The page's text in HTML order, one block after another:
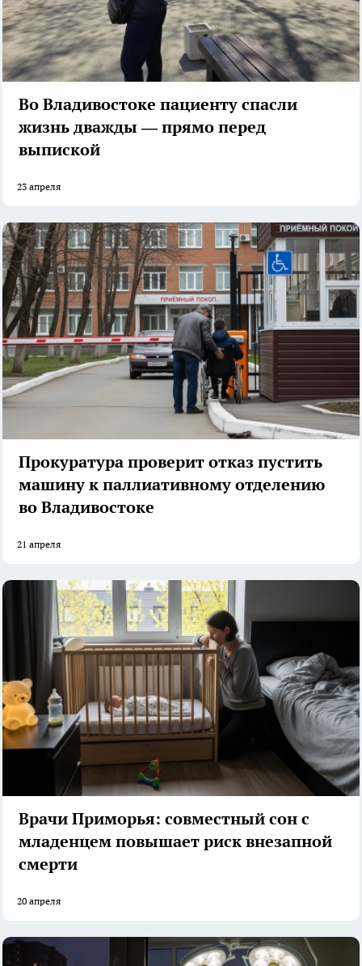
Во Владивостоке пациенту спасли
жизнь дважды — прямо перед
выпиской
23 апреля
Прокуратура проверит отказ пустить
машину к паллиативному отделению
во Владивостоке
21 апреля
Врачи Приморья: совместный сон с
младенцем повышает риск внезапной
смерти
20 апреля